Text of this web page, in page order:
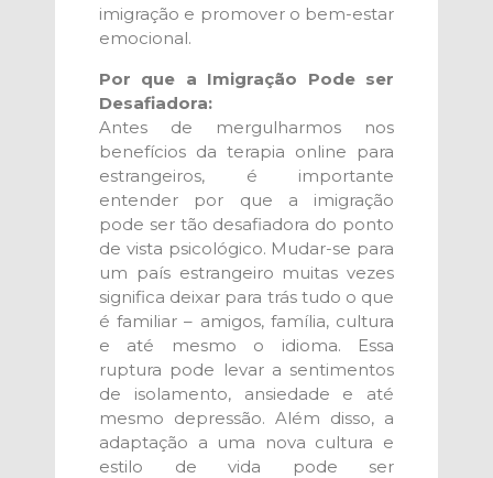
imigração e promover o bem-estar
emocional.
Por que a Imigração Pode ser
Desafiadora:
Antes de mergulharmos nos
benefícios da terapia online para
estrangeiros, é importante
entender por que a imigração
pode ser tão desafiadora do ponto
de vista psicológico. Mudar-se para
um país estrangeiro muitas vezes
significa deixar para trás tudo o que
é familiar – amigos, família, cultura
e até mesmo o idioma. Essa
ruptura pode levar a sentimentos
de isolamento, ansiedade e até
mesmo depressão. Além disso, a
adaptação a uma nova cultura e
estilo de vida pode ser